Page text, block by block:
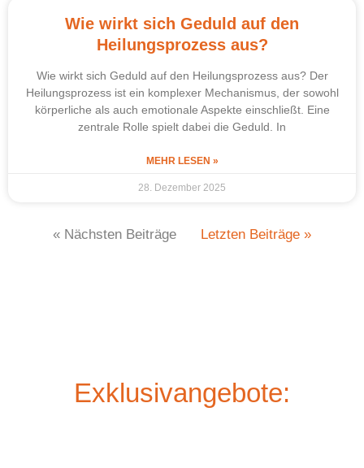
Wie wirkt sich Geduld auf den
Heilungsprozess aus?
Wie wirkt sich Geduld auf den Heilungsprozess aus? Der
Heilungsprozess ist ein komplexer Mechanismus, der sowohl
körperliche als auch emotionale Aspekte einschließt. Eine
zentrale Rolle spielt dabei die Geduld. In
MEHR LESEN »
28. Dezember 2025
« Nächsten Beiträge Letzten Beiträge »
Exklusivangebote: